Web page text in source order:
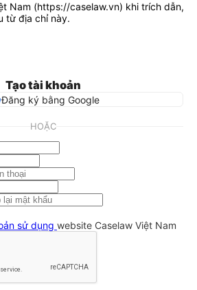
Nam (https://caselaw.vn) khi trích dẫn,
từ địa chỉ này.
Tạo tài khoản
Đăng ký bằng Google
HOẶC
sử dụng website Caselaw Việt Nam